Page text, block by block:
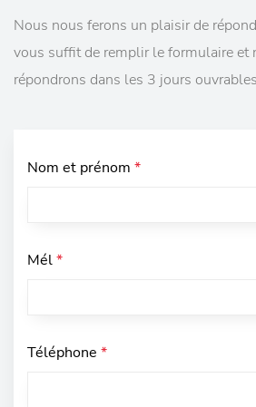
Nous nous ferons un plaisir de
vous suffit de remplir le formulaire et
répondrons dans les 3 jours
Nom et prénom *
Mél*
Téléphone *